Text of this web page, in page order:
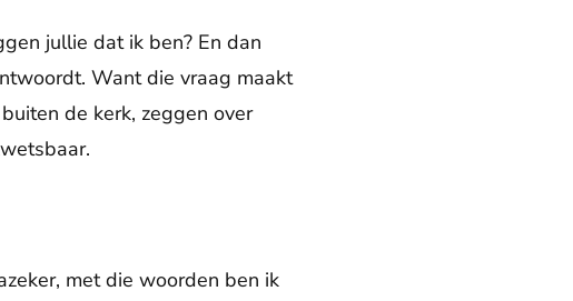
jullie dat ik ben? En dan
Want die vraag maakt
de kerk, zeggen over
met die woorden ben ik